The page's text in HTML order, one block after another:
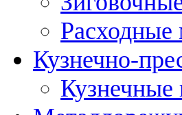
Расходные
Кузнечно-